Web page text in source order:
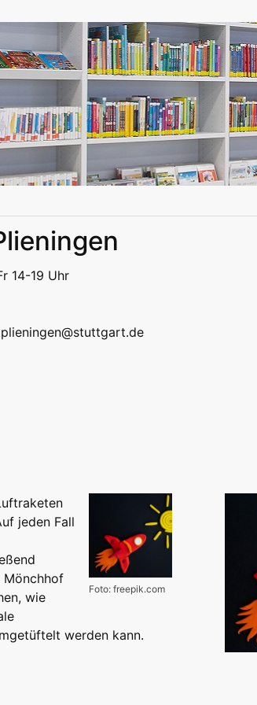
Kitas | Schulen
Kitas | Schulen
14-19 Uhr
Foto: freepik.com
jeden Fall
wie
werden kann.